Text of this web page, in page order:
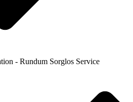
- Rundum Sorglos Service